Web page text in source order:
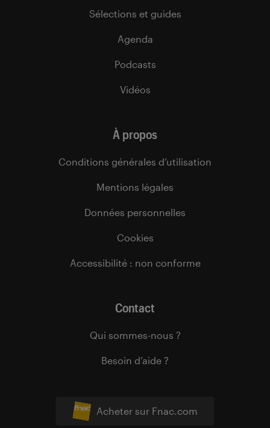
Acheter sur Fnac.com
Sélections et guides
Agenda
Podcasts
Vidéos
À propos
Conditions générales d’utilisation
Mentions légales
Données personnelles
Cookies
Accessibilité : non conforme
Contact
Qui sommes-nous ?
Besoin d’aide ?